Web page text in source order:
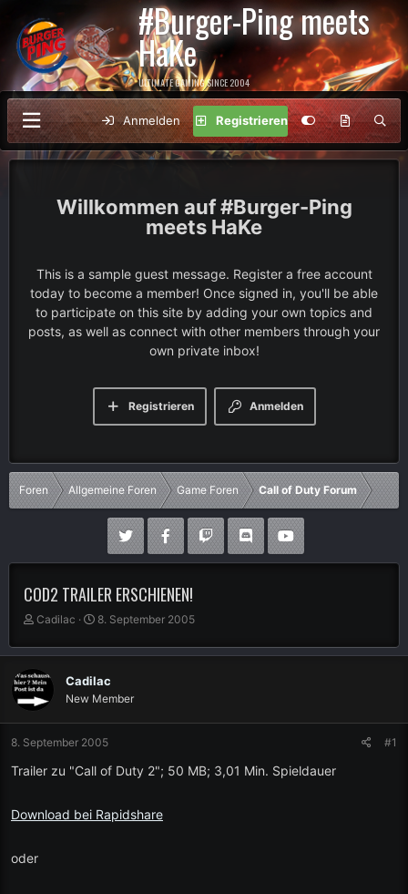
#Burger-Ping meets
HaKe
ULTIMATE GAMING SINCE 2004
Anmelden Registrieren
#Burger-Ping
meets HaKe
This is a sample guest message. Register a free account
today to become a member! Once signed in, you'll be able
to participate on this site by adding your own topics and
posts, as well as connect with other members through your
own private inbox!
Anmelden
Registrieren
Foren Allgemeine Foren Game Foren Call of Duty Forum
COD2 TRAILER ERSCHIENEN!
E
s
t
e
l
r
Cadilac
E
s
e
l
a
m
8. September 2005
Cadilac
New Member
8. September 2005 #1
Trailer zu "Call of Duty 2"; 50 MB; 3,01 Min. Spieldauer
Download bei Rapidshare
oder